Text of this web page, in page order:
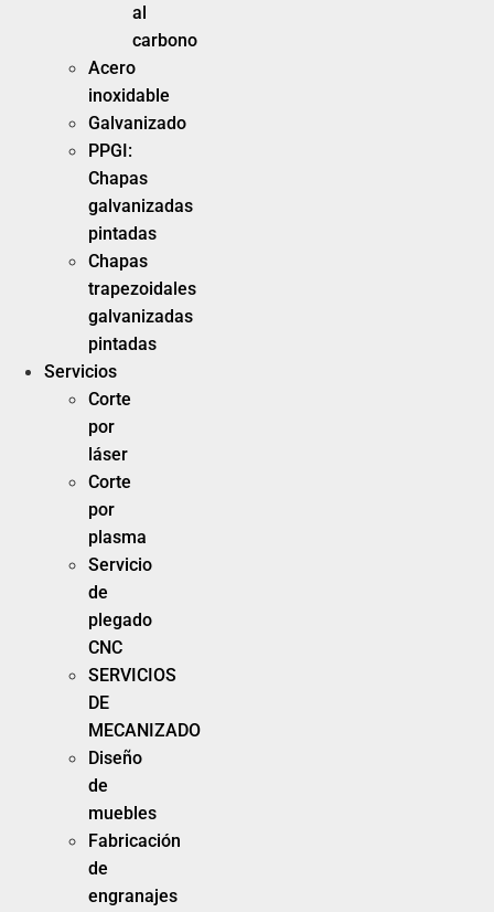
al
carbono
Acero
inoxidable
Galvanizado
PPGI:
Chapas
galvanizadas
pintadas
Chapas
trapezoidales
galvanizadas
pintadas
Servicios
Corte
por
láser
Corte
por
plasma
Servicio
de
plegado
CNC
SERVICIOS
DE
MECANIZADO
Diseño
de
muebles
Fabricación
de
engranajes